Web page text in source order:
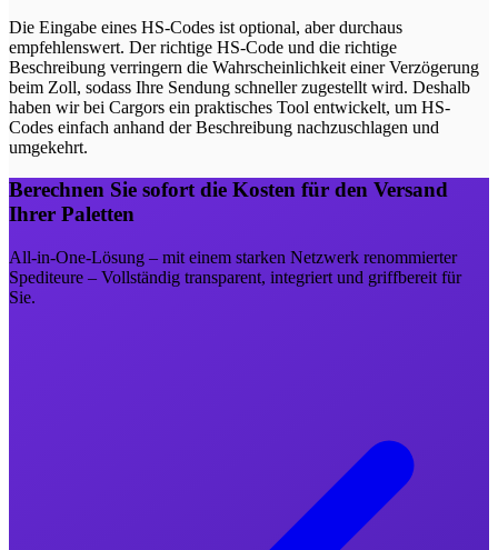
Die Eingabe eines HS-Codes ist optional, aber durchaus
empfehlenswert. Der richtige HS-Code und die richtige
Beschreibung verringern die Wahrscheinlichkeit einer Verzögerung
beim Zoll, sodass Ihre Sendung schneller zugestellt wird. Deshalb
haben wir bei Cargors ein praktisches Tool entwickelt, um HS-
Codes einfach anhand der Beschreibung nachzuschlagen und
umgekehrt.
Berechnen Sie sofort die Kosten für den Versand
Ihrer Paletten
All-in-One-Lösung – mit einem starken Netzwerk renommierter
Spediteure – Vollständig transparent, integriert und griffbereit für
Sie.